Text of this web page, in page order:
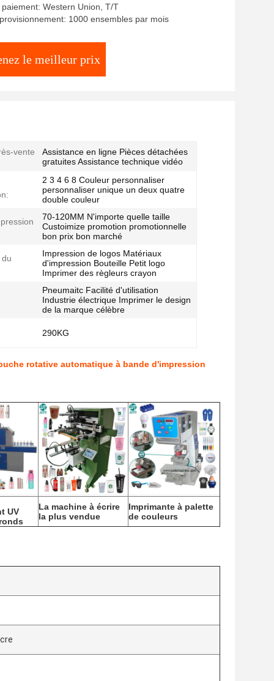
Western Union, T/T
1000 ensembles par mois
le meilleur prix
vente
Assistance en ligne Pièces détachées
gratuites Assistance technique vidéo
2 3 4 6 8 Couleur personnaliser
personnaliser unique un deux quatre
double couleur
70-120MM N'importe quelle taille
Custoimize promotion promotionnelle
bon prix bon marché
Impression de logos Matériaux
d'impression Bouteille Petit logo
Imprimer des règleurs crayon
Pneumaitc Facilité d'utilisation
Industrie électrique Imprimer le design
de la marque célèbre
290KG
rotative automatique à bande d'impression
UV
La machine à écrire
la plus vendue
Imprimante à palette
de couleurs